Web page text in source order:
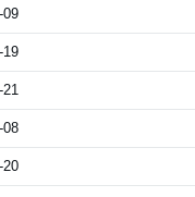
09
19
21
08
20